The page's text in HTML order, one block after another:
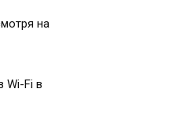
на
Wi-Fi в